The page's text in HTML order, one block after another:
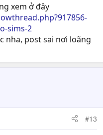
xem ở đây
sims-2
nha, post sai nơi loãng
#13